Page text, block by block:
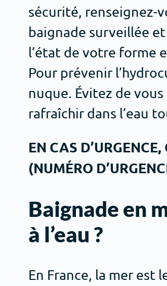
sécurité, renseignez-
baignade surveillée
l’état de votre forme
Pour prévenir
nuque. Évitez de
rafraîchir dans l’eau
EN CAS
(NUMÉRO
Baignade en
à l’eau ?
En France, la mer est